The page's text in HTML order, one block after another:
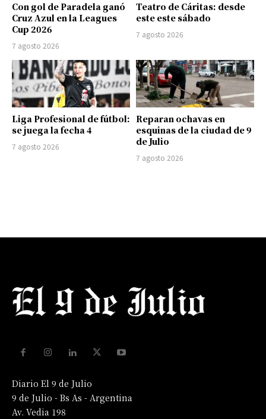
Con gol de Paradela ganó
Cruz Azul en la Leagues
Cup 2026
7 agosto 2026
Teatro de Cáritas: desde
este este sábado
7 agosto 2026
Liga Profesional de fútbol:
se juega la fecha 4
7 agosto 2026
Reparan ochavas en
esquinas de la ciudad de 9
de Julio
7 agosto 2026
Diario El 9 de Julio
9 de Julio - Bs As - Argentina
Av. Vedia 198